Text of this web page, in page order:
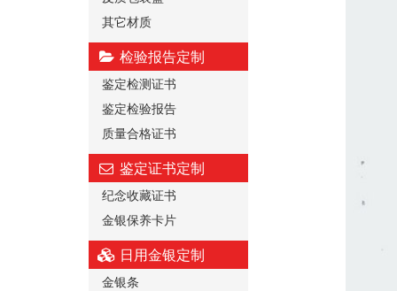
其它材质
检验报告定制
鉴定检测证书
鉴定检验报告
质量合格证书
鉴定证书定制
纪念收藏证书
金银保养卡片
日用金银定制
金银条